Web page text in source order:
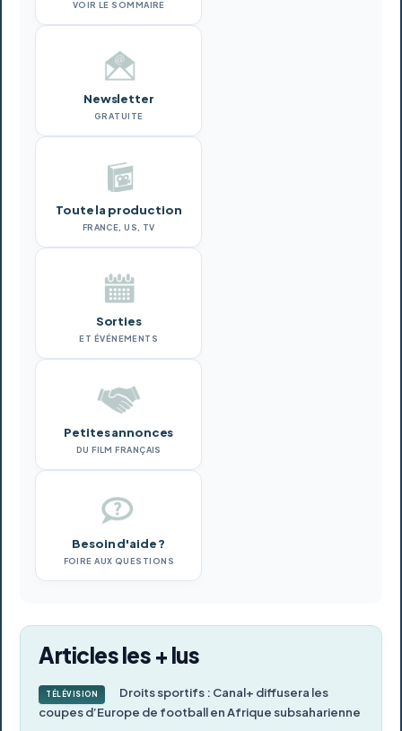
VOIR LE SOMMAIRE
Newsletter
GRATUITE
Toute la production
FRANCE, US, TV
Sorties
ET ÉVÉNEMENTS
Petites annonces
DU FILM FRANÇAIS
Besoin d'aide ?
FOIRE AUX QUESTIONS
Articles les + lus
TÉLÉVISION
Droits sportifs : Canal+ diffusera les
coupes d’Europe de football en Afrique subsaharienne